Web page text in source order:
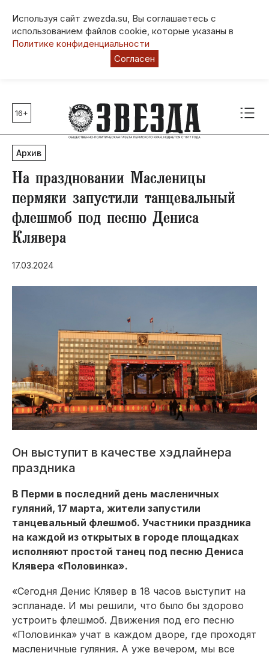
Используя сайт zwezda.su, Вы соглашаетесь с
использованием файлов cookie, которые указаны в
Политике конфиденциальности
Согласен
Главные темы
80 лет Победы
Молодежная столица РФ
СВО
Социальная поддержка
Инфраструктура
Благоустройство
16+
Архив
На праздновании Масленицы
пермяки запустили танцевальный
флешмоб под песню Дениса
Клявера
17.03.2024
Он выступит в качестве хэдлайнера
праздника
В Перми в последний день масленичных
гуляний, 17 марта, жители запустили
танцевальный флешмоб. Участники праздника
на каждой из открытых в городе площадках
исполняют простой танец под песню Дениса
Клявера «Половинка».
«Сегодня Денис Клявер в 18 часов выступит на
эспланаде. И мы решили, что было бы здорово
устроить флешмоб. Движения под его песню
«Половинка» учат в каждом дворе, где проходят
масленичные гуляния. А уже вечером, мы все